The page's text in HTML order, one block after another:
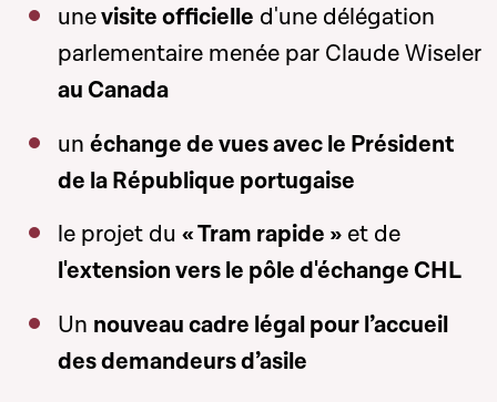
unevisite officielle d'une délégation
parlementaire menée par Claude Wiseler
au Canada
unéchange de vues avec le Président
de la République portugaise
le projet du« Tram rapide » et de
l'extension vers le pôle d'échange CHL
Un nouveau cadre légal pour l’accueil
des demandeurs d’asile